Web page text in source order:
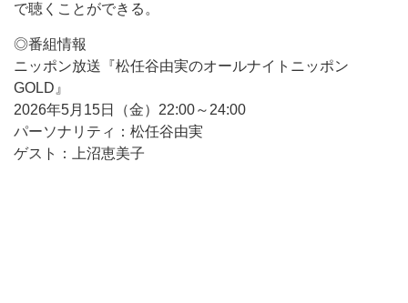
で聴くことができる。
◎番組情報
ニッポン放送『松任谷由実のオールナイトニッポン
GOLD』
2026年5月15日（金）22:00～24:00
パーソナリティ：松任谷由実
ゲスト：上沼恵美子